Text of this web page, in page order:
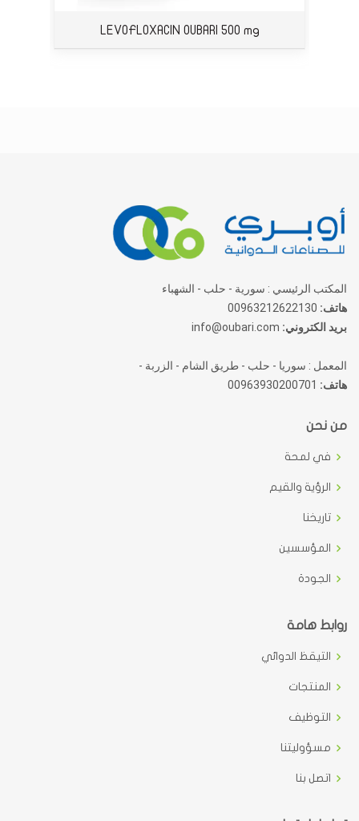
LEVOFLOXACIN OUBARI 500 mg
المكتب الرئيسي : سورية - حلب - الشهباء
هاتف:
بريد الكتروني:
المعمل : سوريا - حلب - طريق الشام - الزربة -
هاتف:
من نحن
في لمحة
الرؤية والقيم
تاريخنا
المؤسسين
الجودة
روابط هامة
التيقظ الدوائي
المنتجات
التوظيف
مسؤوليتنا
اتصل بنا